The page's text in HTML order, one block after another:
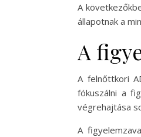
A
állapotnak a
A
A felnőttkori
fókuszálni a
végrehajtása
A